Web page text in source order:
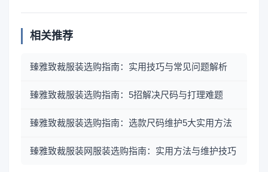
相关推荐
臻雅致裁服装选购指南：实用技巧与常见问题解析
臻雅致裁服装选购指南：5招解决尺码与打理难题
臻雅致裁服装选购指南：选款尺码维护5大实用方法
臻雅致裁服装网服装选购指南：实用方法与维护技巧